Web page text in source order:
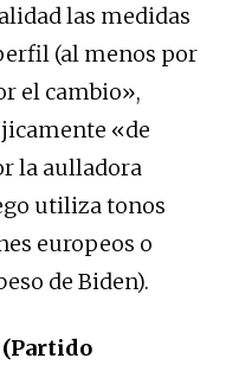
las medidas
(al menos por
el cambio»,
«de
la aulladora
utiliza tonos
europeos o
de Biden).
(Partido